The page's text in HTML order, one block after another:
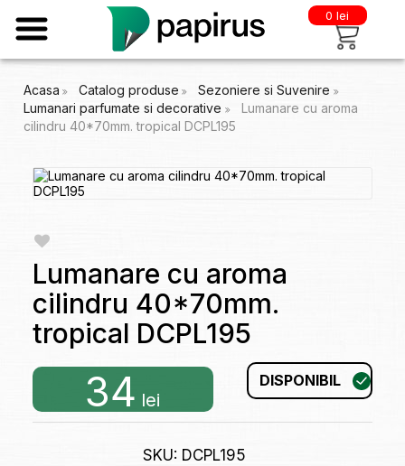
0 lei
Acasa Catalog produse
Sezoniere si Suvenire
Lumanari parfumate si decorative
Lumanare cu aroma
cilindru 40*70mm. tropical DCPL195
Lumanare cu aroma
cilindru 40*70mm.
tropical DCPL195
34 lei
DISPONIBIL
SKU: DCPL195